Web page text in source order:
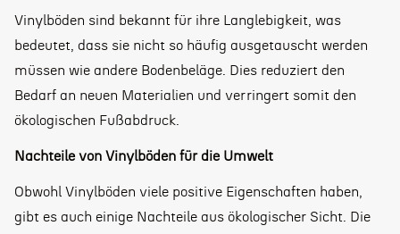
Vinylböden sind bekannt für ihre Langlebigkeit, was
bedeutet, dass sie nicht so häufig ausgetauscht werden
müssen wie andere Bodenbeläge. Dies reduziert den
Bedarf an neuen Materialien und verringert somit den
ökologischen Fußabdruck.
Nachteile von Vinylböden für die Umwelt
Obwohl Vinylböden viele positive Eigenschaften haben,
gibt es auch einige Nachteile aus ökologischer Sicht. Die